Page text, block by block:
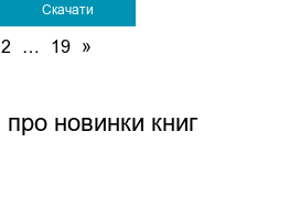
Скачати
2 … 19 »
про новинки книг